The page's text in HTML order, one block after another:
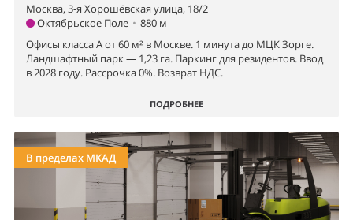
Москва, 3-я Хорошёвская улица, 18/2
Октябрьское Поле • 880 м
Офисы класса А от 60 м² в Москве. 1 минута до МЦК Зорге.
Ландшафтный парк — 1,23 га. Паркинг для резидентов. Ввод
в 2028 году. Рассрочка 0%. Возврат НДС.
ПОДРОБНЕЕ
В пределах МКАД